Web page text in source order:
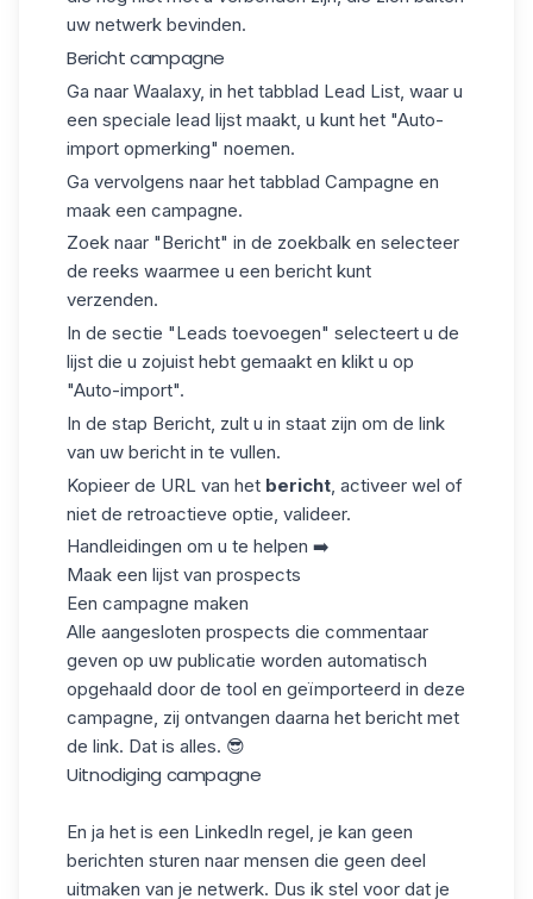
uw netwerk bevinden.
Bericht campagne
Ga naar Waalaxy, in het tabblad Lead List, waar u
een speciale lead lijst maakt, u kunt het "Auto-
import opmerking" noemen.
Ga vervolgens naar het tabblad Campagne en
maak een campagne.
Zoek naar "Bericht" in de zoekbalk en selecteer
de reeks waarmee u een bericht kunt
verzenden.
In de sectie "Leads toevoegen" selecteert u de
lijst die u zojuist hebt gemaakt en klikt u op
"Auto-import".
In de stap Bericht, zult u in staat zijn om de link
van uw bericht in te vullen.
Kopieer de URL van het bericht , activeer wel of
niet de retroactieve optie, valideer.
Handleidingen om u te helpen ➡️
Maak een lijst van prospects
Een campagne maken
Alle aangesloten prospects die commentaar
geven op uw publicatie worden automatisch
opgehaald door de tool en geïmporteerd in deze
campagne, zij ontvangen daarna het bericht met
de link. Dat is alles. 😎
Uitnodiging campagne
En ja het is een LinkedIn regel, je kan geen
berichten sturen naar mensen die geen deel
uitmaken van je netwerk. Dus ik stel voor dat je